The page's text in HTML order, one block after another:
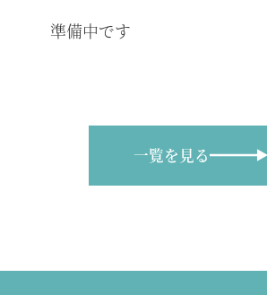
準備中です
一覧を見る